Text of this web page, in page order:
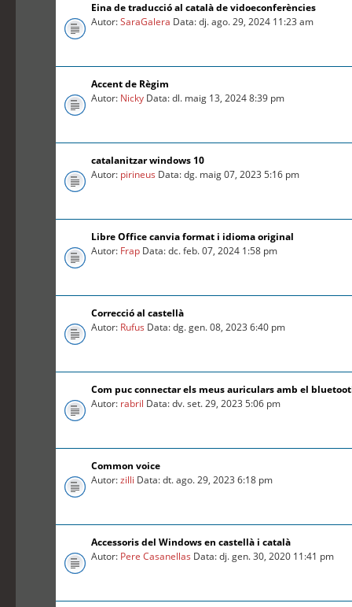
Eina de traducció al català de vidoeconferències
Autor:SaraGalera Data: dj. ago. 29, 2024 11:23 am
Accent de Règim
Autor: Nicky Data: dl. maig 13, 2024 8:39 pm
catalanitzar windows 10
Autor: pirineus Data: dg. maig 07, 2023 5:16 pm
Libre Office canvia format i idioma original
Autor: Frap Data: dc. feb. 07, 2024 1:58 pm
Correcció al castellà
Autor: Rufus Data: dg. gen. 08, 2023 6:40 pm
Com puc connectar els meus auriculars amb el
Autor: rabril Data: dv. set. 29, 2023 5:06 pm
Common voice
Autor:zilli Data: dt. ago. 29, 2023 6:18 pm
Accessoris del Windows en castellà i català
Autor: Pere Casanellas Data: dj. gen. 30, 2020 11:41 pm